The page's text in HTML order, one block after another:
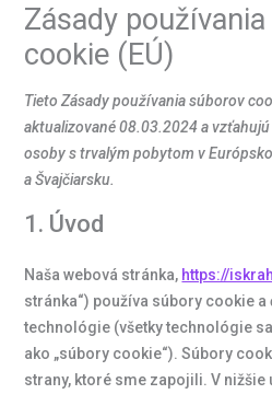
Zásady
cookie (EÚ)
Tieto Zásady používania súborov
aktualizované 08.03.2024 a vzťahujú
osoby s trvalým pobytom v
a Švajčiarsku.
1. Úvod
Naša webová stránka, https://
stránka“) používa súbory cookie
technológie (všetky technológie
ako „súbory cookie“). Súbory
strany, ktoré sme zapojili. V